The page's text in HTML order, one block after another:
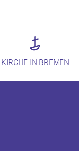
KIRCHE IN BREMEN